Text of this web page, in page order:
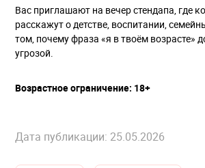
Вас приглашают на вечер стендапа, где
расскажут о детстве, воспитании,
том, почему фраза «я в твоём возрасте»
угрозой.
Возрастное ограничение: 18+
Дата публикации: 25.05.2026